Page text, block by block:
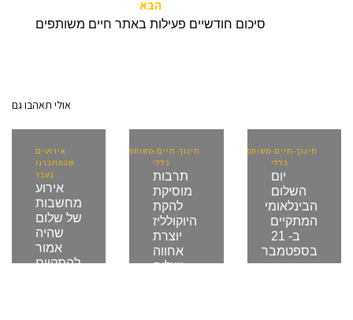
הבא
סיכום חודשיים פעילות באתר חיים משותפים
אולי תאהבו גם
חינוך-חיים-משותפים,
כללי
יום
השלום
הבינלאומי
המתקיים
ב- 21
בספטמבר
חינוך-חיים-משותפים,
כללי
תרבות
מוסיקת
להקת
היוקולליז
יוצרת
אחווה
ושלום
אירועים
שהתחברנו
בעבר
אירוע
מחשבות
של שלום
שהיה
אמור
להתקיים